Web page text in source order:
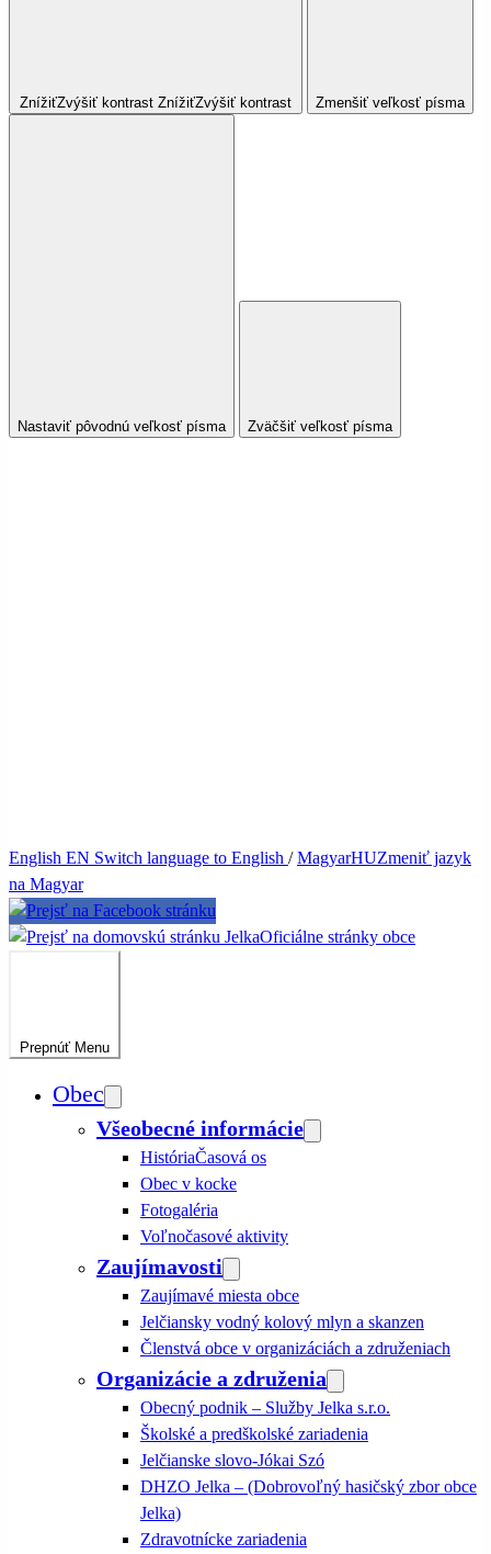
ZnížiťZvýšiť kontrast ZnížiťZvýšiť kontrast Zmenšiť veľkosť písma
Nastaviť pôvodnú veľkosť písma Zväčšiť veľkosť písma
English EN Switch language to English /MagyarHUZmeniť jazyk
na Magyar
JelkaOficiálne stránky obce
Prepnúť Menu
Obec
Všeobecné informácie
HistóriaČasová os
Obec v kocke
Fotogaléria
Voľnočasové aktivity
Zaujímavosti
Zaujímavé miesta obce
Jelčiansky vodný kolový mlyn a skanzen
Členstvá obce v organizáciách a združeniach
Organizácie a združenia
Obecný podnik – Služby Jelka s.r.o.
Školské a predškolské zariadenia
Jelčianske slovo-Jókai Szó
DHZO Jelka – (Dobrovoľný hasičský zbor obce
Jelka)
Zdravotnícke zariadenia